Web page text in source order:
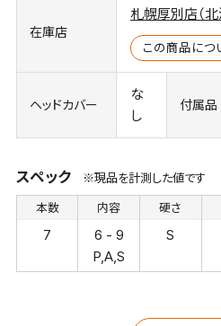
在庫店
札幌厚別店（北
この商品につ
ヘッドカバー
な
し
付属品
スペック ※現品を計測した値です
本数
7
内容
6 - 9
P,A,S
硬さ
S